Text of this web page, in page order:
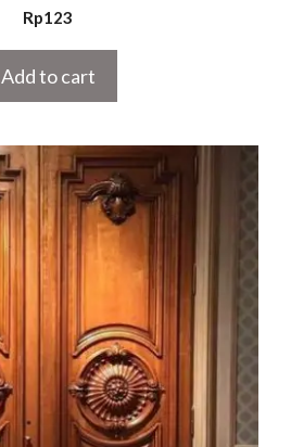
5.00
out of 5
Rp123
Add to cart